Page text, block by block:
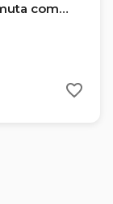
com
a Santa